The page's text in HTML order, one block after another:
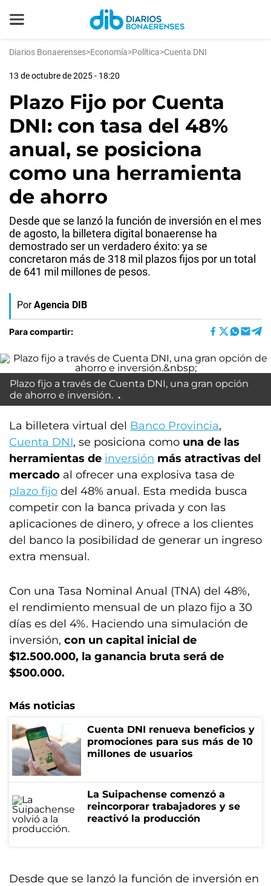
Diarios Bonaerenses>Economía>Política>Cuenta DNI
13 de octubre de 2025 - 18:20
Plazo Fijo por Cuenta
DNI: con tasa del 48%
anual, se posiciona
como una herramienta
de ahorro
Desde que se lanzó la función de inversión en el mes
de agosto, la billetera digital bonaerense ha
demostrado ser un verdadero éxito: ya se
concretaron más de 318 mil plazos fijos por un total
de 641 mil millones de pesos.
Por Agencia DIB
Para compartir:
Plazo fijo a través de Cuenta DNI, una gran opción
de ahorro e inversión.
La billetera virtual del Banco Provincia,
Cuenta DNI, se posiciona como una de las
herramientas de inversión más atractivas del
mercado al ofrecer una explosiva tasa de
plazo fijo del 48% anual. Esta medida busca
competir con la banca privada y con las
aplicaciones de dinero, y ofrece a los clientes
del banco la posibilidad de generar un ingreso
extra mensual.
Con una Tasa Nominal Anual (TNA) del 48%,
el rendimiento mensual de un plazo fijo a 30
días es del 4%. Haciendo una simulación de
inversión, con un capital inicial de
$12.500.000, la ganancia bruta será de
$500.000.
Más noticias
Cuenta DNI renueva beneficios y
promociones para sus más de 10
millones de usuarios
La Suipachense comenzó a
reincorporar trabajadores y se
reactivó la producción
Desde que se lanzó la función de inversión en